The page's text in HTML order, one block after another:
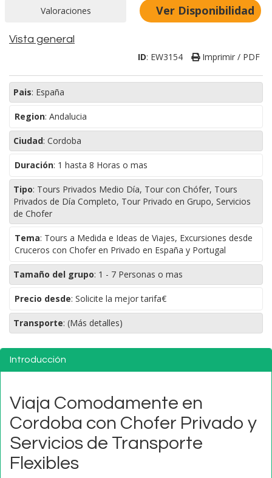
Ver Disponibilidad
Vista general
ID: EW3154 Imprimir / PDF
Pais: España
Region: Andalucia
Ciudad: Cordoba
Duración: 1 hasta 8 Horas o mas
Tipo: Tours Privados Medio Día, Tour con Chófer, Tours
Privados de Día Completo, Tour Privado en Grupo, Servicios
de Chofer
Tema: Tours a Medida e Ideas de Viajes, Excursiones desde
Cruceros con Chofer en Privado en España y Portugal
Tamaño del grupo: 1 - 7 Personas o mas
Precio desde: Solicite la mejor tarifa€
Transporte: (Más detalles)
Introducción
Viaja Comodamente en
Cordoba con Chofer Privado y
Servicios de Transporte
Flexibles